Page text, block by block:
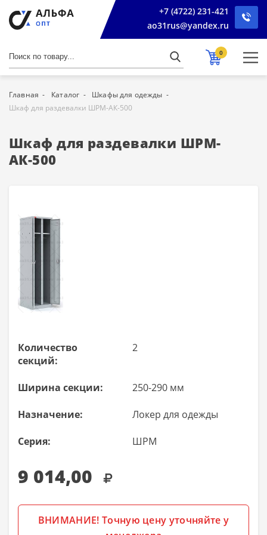
+7 (4722) 231-421
ao31rus@yandex.ru
0
Главная Каталог
Шкафы для одежды
Шкаф для раздевалки ШРМ-АК-500
Шкаф для раздевалки ШРМ-
АК-500
Количество
секций:
2
Ширина секции: 250-290 мм
Назначение: Локер для одежды
Серия: ШРМ
9 014,00
ВНИМАНИЕ! Точную цену уточняйте у